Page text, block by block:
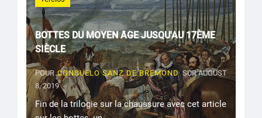
BOTTES DU MOYEN ÂGE JUSQU'AU 17ÈME
SIÈCLE
POUR CONSUELO SANZ DE BREMOND SUR AUGUST
8, 2019
Fin de la trilogie sur la chaussure avec cet article